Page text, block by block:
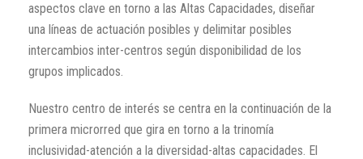
aspectos clave en torno a las Altas Capacidades, diseñar
una líneas de actuación posibles y delimitar posibles
intercambios inter-centros según disponibilidad de los
grupos implicados.
Nuestro centro de interés se centra en la continuación de la
primera microrred que gira en torno a la trinomía
inclusividad-atención a la diversidad-altas capacidades. El